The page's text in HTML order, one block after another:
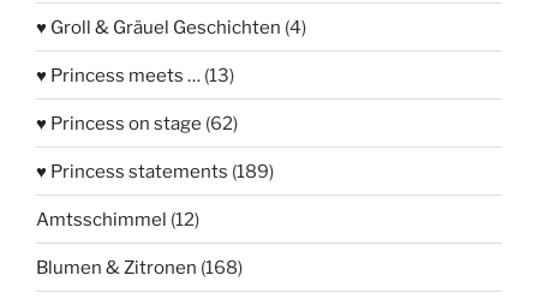
♥ Groll & Gräuel Geschichten (4)
♥ Princess meets … (13)
♥ Princess on stage (62)
♥ Princess statements (189)
Amtsschimmel (12)
Blumen & Zitronen (168)